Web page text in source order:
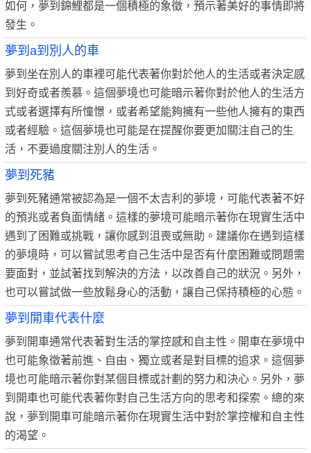
如何，夢到錦鯉都是一個積極的象徵，預示著美好的事情即將
發生。
夢到a到別人的車
夢到坐在別人的車裡可能代表著你對於他人的生活或者決定感
到好奇或者羨慕。這個夢境也可能暗示著你對於他人的生活方
式或者選擇有所憧憬，或者希望能夠擁有一些他人擁有的東西
或者經驗。這個夢境也可能是在提醒你要更加關注自己的生
活，不要過度關注別人的生活。
夢到死豬
夢到死豬通常被認為是一個不太吉利的夢境，可能代表著不好
的預兆或者負面情緒。這樣的夢境可能暗示著你在現實生活中
遇到了困難或挑戰，讓你感到沮喪或無助。建議你在遇到這樣
的夢境時，可以嘗試思考自己生活中是否有什麼困難或問題需
要面對，並試著找到解決的方法，以改善自己的狀況。另外，
也可以嘗試做一些放鬆身心的活動，讓自己保持積極的心態。
夢到開車代表什麼
夢到開車通常代表著對生活的掌控感和自主性。開車在夢境中
也可能象徵著前進、自由、獨立或者是對目標的追求。這個夢
境也可能暗示著你對某個目標或計劃的努力和決心。另外，夢
到開車也可能代表著你對自己生活方向的思考和探索。總的來
說，夢到開車可能暗示著你在現實生活中對於掌控權和自主性
的渴望。